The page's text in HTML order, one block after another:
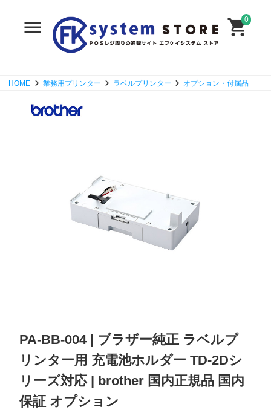
0
HOME 業務用プリンター ラベルプリンター オプション・付属品
PA-BB-004 | ブラザー純正 ラベルプ
リンター用 充電池ホルダー TD-2Dシ
リーズ対応 | brother 国内正規品 国内
保証 オプション